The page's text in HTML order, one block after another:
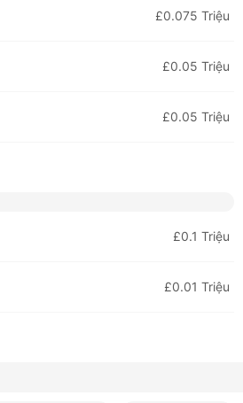
£0.075 Triệu
£0.05 Triệu
£0.05 Triệu
£0.1 Triệu
£0.01 Triệu